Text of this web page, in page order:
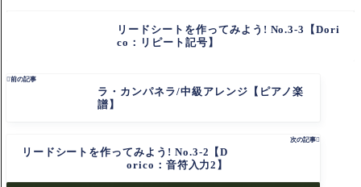
リードシートを作ってみよう! No.3-3【Dori
co：リピート記号】
前の記事
ラ・カンパネラ/中級アレンジ【ピアノ楽
譜】
次の記事
リードシートを作ってみよう! No.3-2【D
orico：音符入力2】